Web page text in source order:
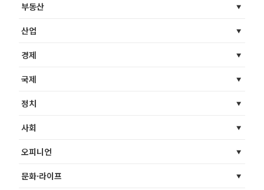
부동산
산업
경제
국제
정치
사회
오피니언
문화·라이프